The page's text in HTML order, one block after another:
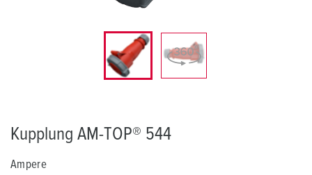
Kupplung AM-TOP® 544
Ampere